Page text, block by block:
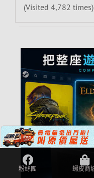
(Visited 4,782 times)